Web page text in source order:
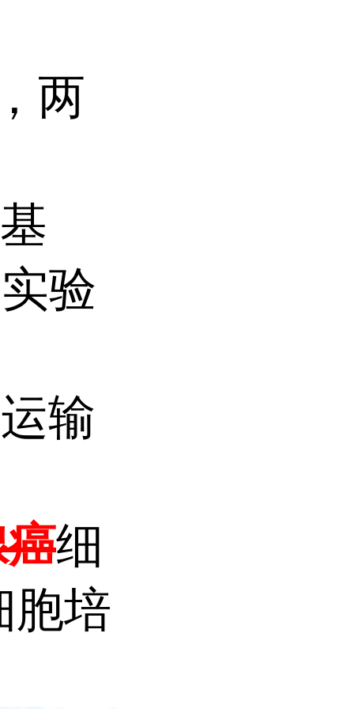
两
验
输
细
胞培